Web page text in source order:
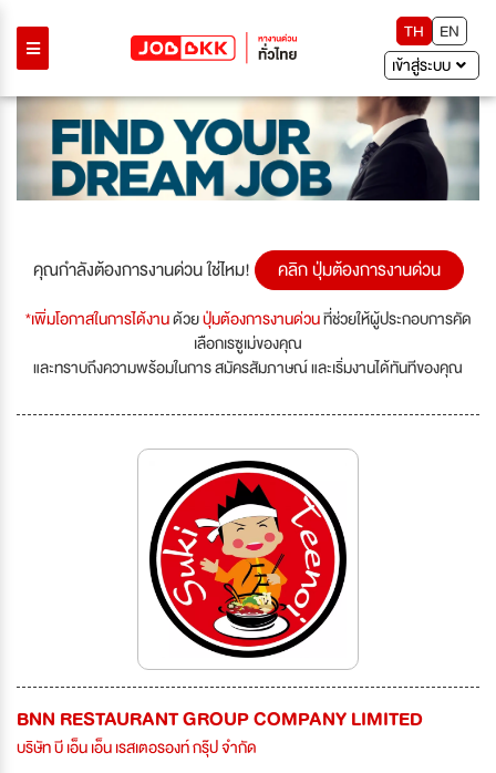
TH
EN
เข้าสู่ระบบ
คุณกำลังต้องการงานด่วน ใช่ไหม! คลิก ปุ่มต้องการงานด่วน
*เพิ่มโอกาสในการได้งานด้วยปุ่มต้องการงานด่วนที่ช่วยให้ผู้ประกอบการคัด
เลือกเรซูเม่ของคุณ
และทราบถึงความพร้อมในการ สมัครสัมภาษณ์ และเริ่มงานได้ทันทีของคุณ
BNN RESTAURANT GROUP COMPANY LIMITED
บริษัท บี เอ็น เอ็น เรสเตอรองท์ กรุ๊ป จำกัด